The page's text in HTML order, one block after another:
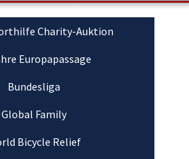
Charity-Auktion
Europapassage
Bundesliga
Global Family
Bicycle Relief